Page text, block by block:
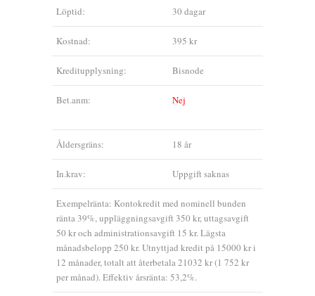
Löptid: 30 dagar
Kostnad: 395 kr
Kreditupplysning: Bisnode
Bet.anm: Nej
Åldersgräns: 18 år
In.krav: Uppgift saknas
Exempelränta: Kontokredit med nominell bunden
ränta 39%, uppläggningsavgift 350 kr, uttagsavgift
50 kr och administrationsavgift 15 kr. Lägsta
månadsbelopp 250 kr. Utnyttjad kredit på 15000 kr i
12 månader, totalt att återbetala 21032 kr (1 752 kr
per månad). Effektiv årsränta: 53,2%.